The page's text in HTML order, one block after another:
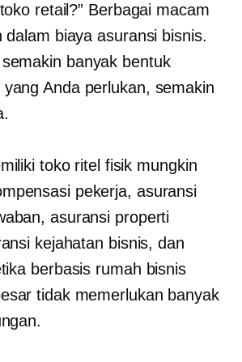
retail?” Berbagai macam
biaya asuransi bisnis.
banyak bentuk
Anda perlukan, semakin
toko ritel fisik mungkin
pekerja, asuransi
asuransi properti
kejahatan bisnis, dan
berbasis rumah bisnis
tidak memerlukan banyak